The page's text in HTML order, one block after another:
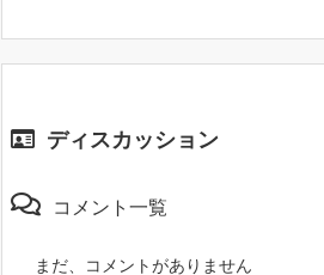
ディスカッション
コメント一覧
まだ、コメントがありません